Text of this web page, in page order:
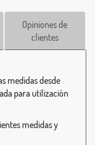
Opiniones de
clientes
medidas desde
para utilización
medidas y